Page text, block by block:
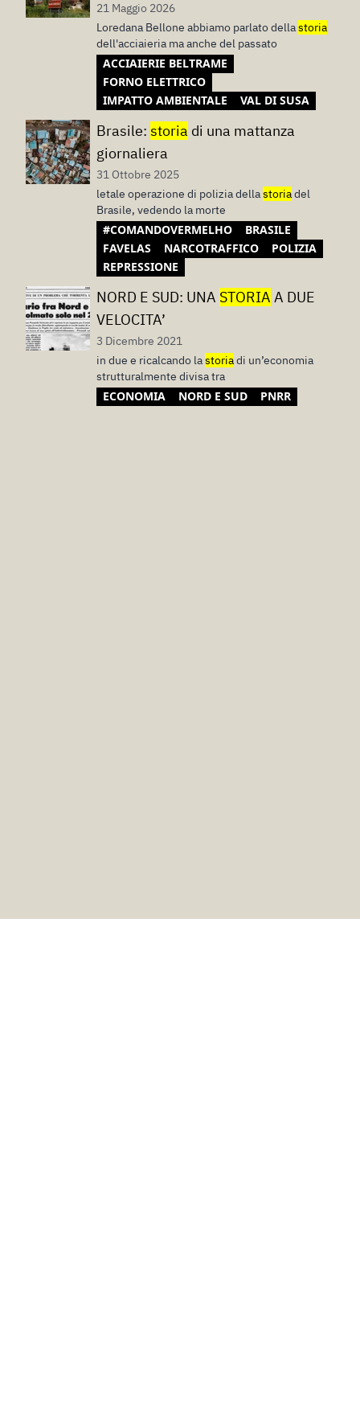
21 Maggio 2026
Loredana Bellone abbiamo parlato dellastoria
dell'acciaieria ma anche del passato
ACCIAIERIE BELTRAME
FORNO ELETTRICO
IMPATTO AMBIENTALE
VAL DI SUSA
Brasile: storia di una mattanza
giornaliera
31 Ottobre 2025
letale operazione di polizia dellastoriadel
Brasile, vedendo la morte
#COMANDOVERMELHO
BRASILE
FAVELAS
NARCOTRAFFICO
POLIZIA
REPRESSIONE
NORD E SUD: UNA STORIA A DUE
VELOCITA’
3 Dicembre 2021
in due e ricalcando lastoriadi un’economia
strutturalmente divisa tra
ECONOMIA NORD E SUD PNRR